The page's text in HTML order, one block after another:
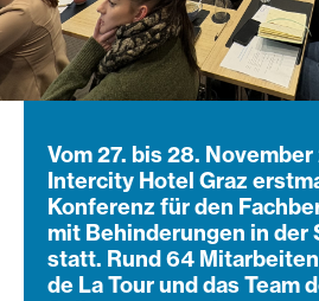
Vom 27. bis 28.
Intercity Hotel Graz
Konferenz für den
mit Behinderungen in der
statt. Rund 64
de La Tour und das Team